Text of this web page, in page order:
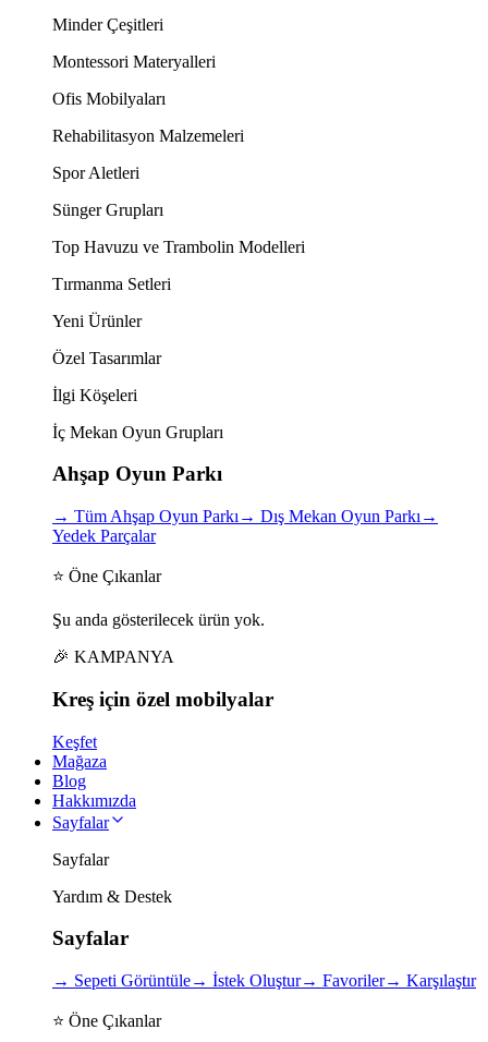
Minder Çeşitleri
Montessori Materyalleri
Ofis Mobilyaları
Rehabilitasyon Malzemeleri
Spor Aletleri
Sünger Grupları
Top Havuzu ve Trambolin Modelleri
Tırmanma Setleri
Yeni Ürünler
Özel Tasarımlar
İlgi Köşeleri
İç Mekan Oyun Grupları
Ahşap Oyun Parkı
→ Tüm Ahşap Oyun Parkı → Dış Mekan Oyun Parkı →
Yedek Parçalar
⭐ Öne Çıkanlar
Şu anda gösterilecek ürün yok.
🎉 KAMPANYA
Kreş için özel mobilyalar
Keşfet
Mağaza
Blog
Hakkımızda
Sayfalar
Sayfalar
Yardım & Destek
Sayfalar
→ Sepeti Görüntüle→ İstek Oluştur→ Favoriler→ Karşılaştır
⭐ Öne Çıkanlar